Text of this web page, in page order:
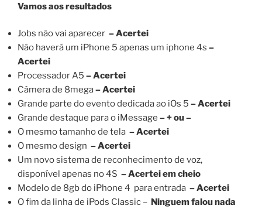
Vamos aos resultados
Jobs não vai aparecer – Acertei
Não haverá um iPhone 5 apenas um iphone 4s –
Acertei
Processador A5 – Acertei
Câmera de 8mega– Acertei
Grande parte do evento dedicada ao iOs 5 – Acertei
Grande destaque para o iMessage – + ou –
O mesmo tamanho de tela – Acertei
O mesmo design – Acertei
Um novo sistema de reconhecimento de voz,
disponível apenas no 4S – Acertei em cheio
Modelo de 8gb do iPhone 4 para entrada – Acertei
O fim da linha de iPods Classic – Ninguem falou nada